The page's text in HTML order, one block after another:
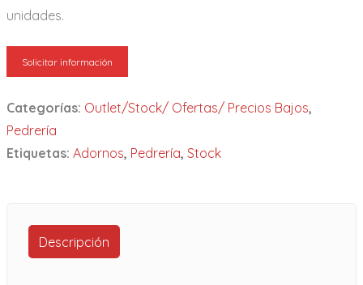
unidades.
Solicitar información
Categorías: Outlet/Stock/ Ofertas/ Precios Bajos,
Pedrería
Etiquetas: Adornos, Pedrería, Stock
Descripción